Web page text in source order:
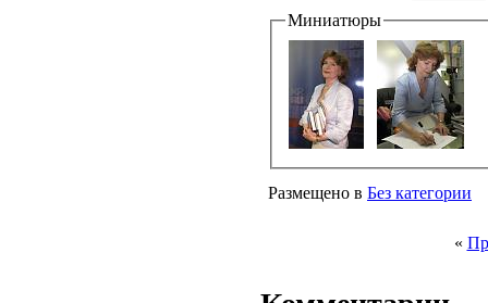
Миниатюры
Размещено в Без категории
«